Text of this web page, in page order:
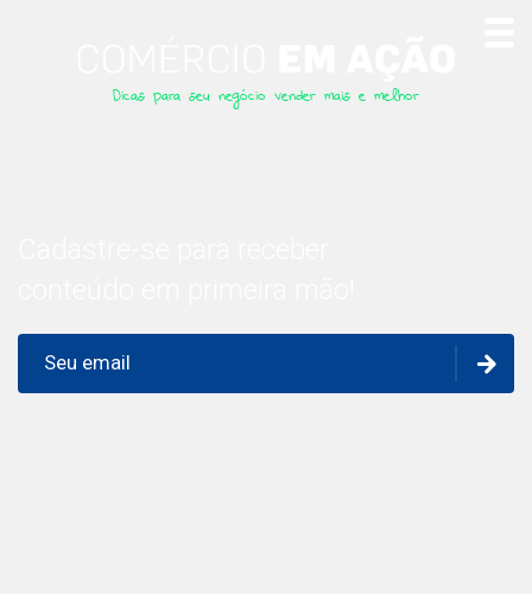
Dicas para seu negócio vender mais e melhor